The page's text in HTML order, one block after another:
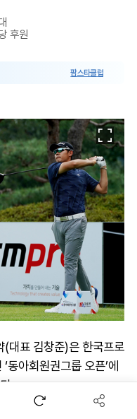
후원
팜스타클럽
대표 김창준)은 한국프로
아회원권그룹 오픈’에
.